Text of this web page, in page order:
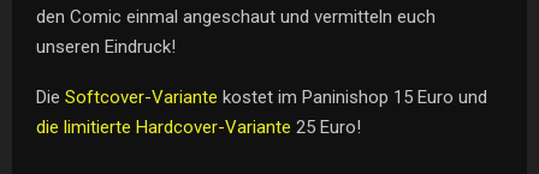
den Comic einmal angeschaut und vermitteln euch
unseren Eindruck!
Die Softcover-Variante kostet im Paninishop 15 Euro und
die limitierte Hardcover-Variante 25 Euro!